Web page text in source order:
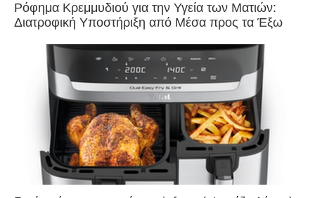
Ρόφημα Κρεμμυδιού για την Υγεία των Ματιών:
Διατροφική Υποστήριξη από Μέσα προς τα Έξω